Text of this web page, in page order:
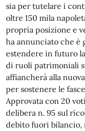
sia per tutelare i
oltre 150 mila
propria posizione e
ha annunciato che è
estendere in futuro
di ruoli patrimoniali
affiancherà alla
per sostenere le
Approvata con 20
delibera n. 95 sul
debito fuori bilancio,